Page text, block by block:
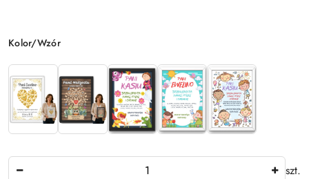
Wariant
Kolor/Wzór
szt.